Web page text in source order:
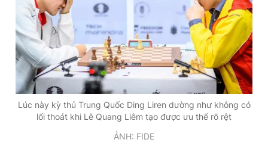
Lúc này kỳ thủ Trung Quốc Ding Liren dường như không có
lối thoát khi Lê Quang Liêm tạo được ưu thế rõ rệt
ẢNH: FIDE